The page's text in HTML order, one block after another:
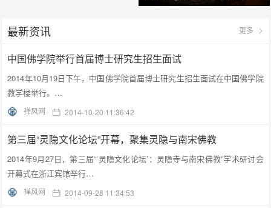
最新资讯 更多
中国佛学院举行首届博士研究生招生面试
2014年10月19日下午，中国佛学院首届博士研究生招生面试在中国佛学院
教学楼举行。…
禅风网 2014-10-20 11:36:42
第三届“灵隐文化论坛”开幕，聚集灵隐与南宋佛教
2014年9月27日，第三届“‘灵隐文化论坛’：灵隐寺与南宋佛教”学术研讨会
开幕式在浙江宾馆举行…
禅风网 2014-09-28 11:34:53